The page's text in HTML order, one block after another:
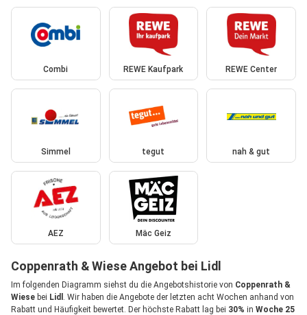
Combi REWE Kaufpark REWE Center
Simmel tegut nah & gut
AEZ Mäc Geiz
Coppenrath & Wiese Angebot bei Lidl
Im folgenden Diagramm siehst du die Angebotshistorie von Coppenrath &
Wiese bei Lidl . Wir haben die Angebote der letzten acht Wochen anhand von
Rabatt und Häufigkeit bewertet. Der höchste Rabatt lag bei 30% in Woche 25